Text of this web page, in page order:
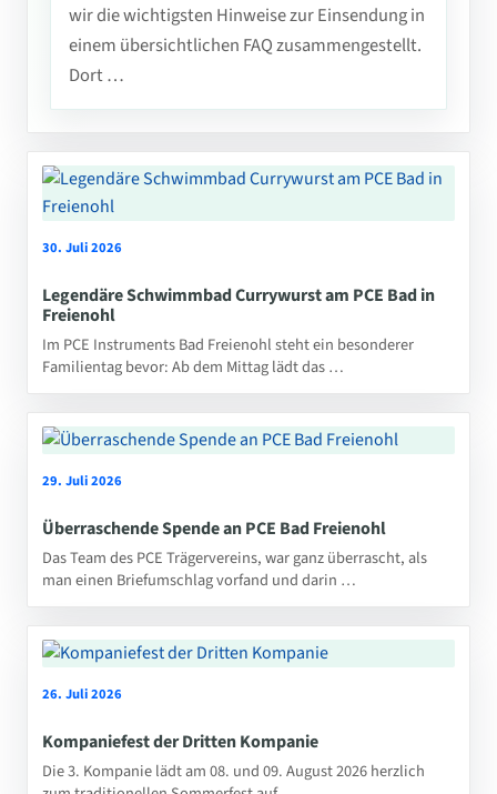
wir die wichtigsten Hinweise zur Einsendung in
einem übersichtlichen FAQ zusammengestellt.
Dort …
30. Juli 2026
Legendäre Schwimmbad Currywurst am PCE Bad in
Freienohl
Im PCE Instruments Bad Freienohl steht ein besonderer
Familientag bevor: Ab dem Mittag lädt das …
29. Juli 2026
Überraschende Spende an PCE Bad Freienohl
Das Team des PCE Trägervereins, war ganz überrascht, als
man einen Briefumschlag vorfand und darin …
26. Juli 2026
Kompaniefest der Dritten Kompanie
Die 3. Kompanie lädt am 08. und 09. August 2026 herzlich